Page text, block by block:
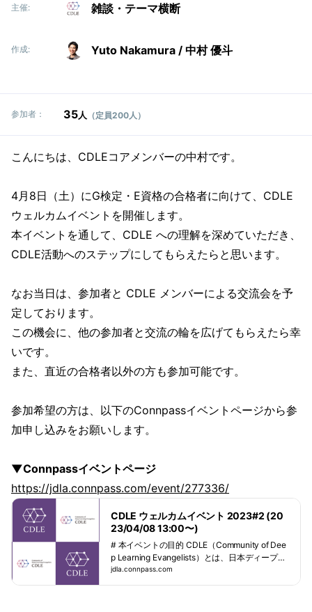
主催: 雑談・テーマ横断
作成: Yuto Nakamura / 中村 優斗
参加者： 35人 （定員200人）
こんにちは、CDLEコアメンバーの中村です。
4月8日（土）にG検定・E資格の合格者に向けて、CDLE
ウェルカムイベントを開催します。
本イベントを通して、CDLE への理解を深めていただき、
CDLE活動へのステップにしてもらえたらと思います。
なお当日は、参加者と CDLE メンバーによる交流会を予
定しております。
この機会に、他の参加者と交流の輪を広げてもらえたら幸
いです。
また、直近の合格者以外の方も参加可能です。
参加希望の方は、以下のConnpassイベントページから参
加申し込みをお願いします。
▼Connpassイベントページ
https://jdla.connpass.com/event/277336/
CDLE ウェルカムイベント 2023#2 (20
23/04/08 13:00〜)
# 本イベントの目的 CDLE（Community of Dee
p Learning Evangelists）とは、日本ディープラ
ーニング協会が実施するG検定およびE資格の合
jdla.connpass.com